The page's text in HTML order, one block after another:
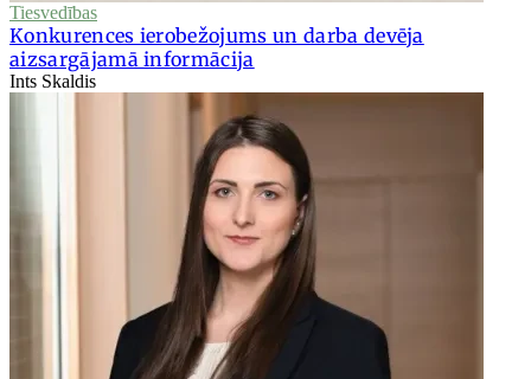
Tiesvedības
Konkurences ierobežojums un darba devēja
aizsargājamā informācija
Ints Skaldis